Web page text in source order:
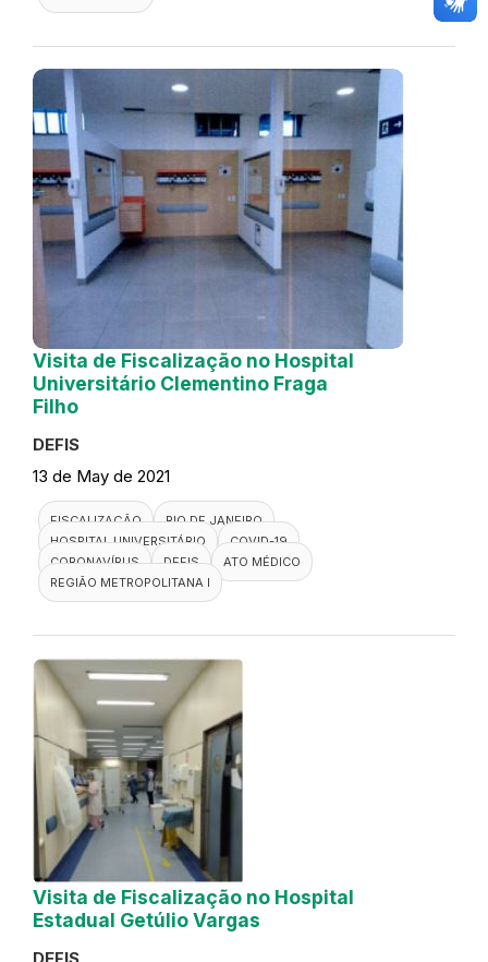
Visita de Fiscalização no Hospital
Universitário Clementino Fraga
Filho
DEFIS
13 de May de 2021
FISCALIZAÇÃO
RIO DE JANEIRO
HOSPITAL UNIVERSITÁRIO
COVID-19
CORONAVÍRUS
DEFIS
ATO MÉDICO
REGIÃO METROPOLITANA I
Visita de Fiscalização no Hospital
Estadual Getúlio Vargas